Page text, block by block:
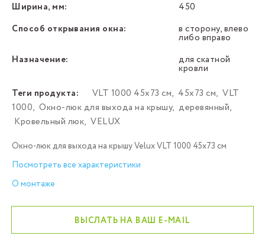
Ширина, мм:
450
Способ открывания окна:
в сторону, влево
либо вправо
Назначение:
для скатной
кровли
Теги продукта:
VLT 1000 45х73 см, 45х73 см, VLT
1000, Окно-люк для выхода на крышу, деревянный,
Кровельный люк, VELUX
Окно-люк для выхода на крышу Velux VLT 1000 45х73 см
Посмотреть все характеристики
О монтаже
ВЫСЛАТЬ НА ВАШ E-MAIL